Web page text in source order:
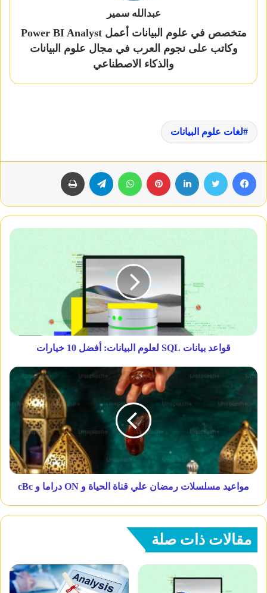
عبدالله سمير
متخصص في علوم البيانات أعمل Power BI Analyst
وكاتب على نجوم العرب في مجال علوم البيانات
والذكاء الاصطناعي
لغات علوم البيانات
فيسبوك تويتر لينكدإن بينتيريستواتساب تيلقرام
قواعد بيانات SQL لعلوم البيانات: أفضل 10 خيارات
مواعيد مسلسلات رمضان علي قناة الحياة و ON دراما و cBc
مقالات ذات صلة